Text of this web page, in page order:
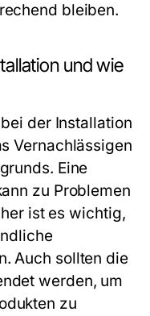
bleiben.
und wie
der Installation
Vernachlässigen
Eine
zu Problemen
ist es wichtig,
Auch sollten die
werden, um
zu